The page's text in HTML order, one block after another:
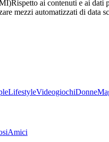
Rispetto ai contenuti e ai dati
mezzi automatizzati di data
LifestyleVideogiochiDonne
Amici